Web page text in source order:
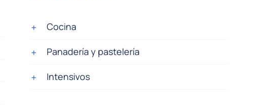
Cocina
Panadería y pastelería
Intensivos